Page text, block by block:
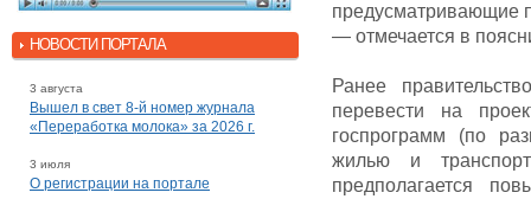
НОВОСТИ ПОРТАЛА
3 августа
Вышел в свет 8-й номер журнала
«Переработка молока» за 2026 г.
3 июля
О регистрации на портале
предусматривающие
— отмечается в
Ранее
перевести на
госпрограмм (по
жилью и
предполагается